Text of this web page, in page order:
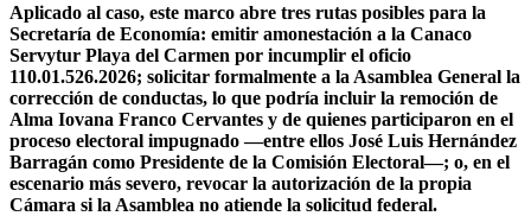
Aplicado al caso, este marco abre tres rutas posibles para la
Secretaría de Economía: emitir amonestación a la Canaco
Servytur Playa del Carmen por incumplir el oficio
110.01.526.2026; solicitar formalmente a la Asamblea General la
corrección de conductas, lo que podría incluir la remoción de
Alma Iovana Franco Cervantes y de quienes participaron en el
proceso electoral impugnado —entre ellos José Luis Hernández
Barragán como Presidente de la Comisión Electoral—; o, en el
escenario más severo, revocar la autorización de la propia
Cámara si la Asamblea no atiende la solicitud federal.